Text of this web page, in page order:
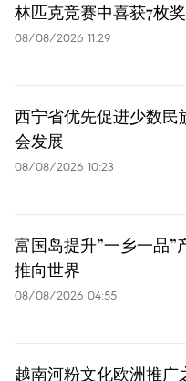
林匹克竞赛中喜获7枚
08/08/2026 11:29
西宁省优先促进少数民
会发展
08/08/2026 10:23
富国岛提升”一乡一品”
推向世界
08/08/2026 04:55
越南河粉文化欧洲推广